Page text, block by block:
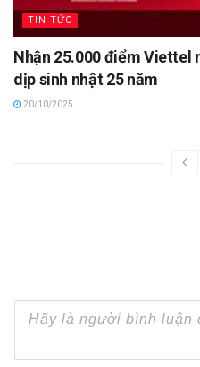
TIN TỨC
Nhận 25.000 điểm Viettel
dịp sinh nhật 25 năm
20/10/2025